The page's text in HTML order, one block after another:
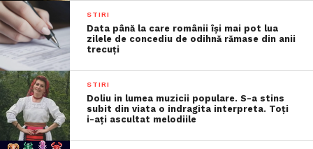
STIRI
Data până la care românii îşi mai pot lua
zilele de concediu de odihnă rămase din anii
trecuţi
STIRI
Doliu in lumea muzicii populare. S-a stins
subit din viata o indragita interpreta. Toți
i-ați ascultat melodiile